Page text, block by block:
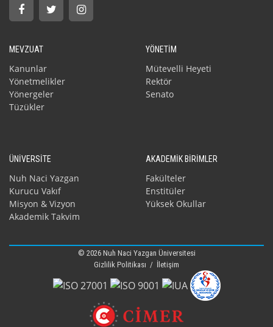
MEVZUAT
Kanunlar
Yönetmelikler
Yönergeler
Tüzükler
YÖNETİM
Mütevelli Heyeti
Rektör
Senato
ÜNİVERSİTE
Nuh Naci Yazgan
Kurucu Vakıf
Misyon & Vizyon
Akademik Takvim
AKADEMİK BİRİMLER
Fakülteler
Enstitüler
Yüksek Okullar
© 2026 Nuh Naci Yazgan Üniversitesi
Gizlilik Politikası / İletişim